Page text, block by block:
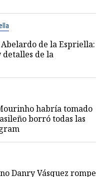
de la Espriella:
de la
habría tomado
borró todas las
Danry Vásquez rompe